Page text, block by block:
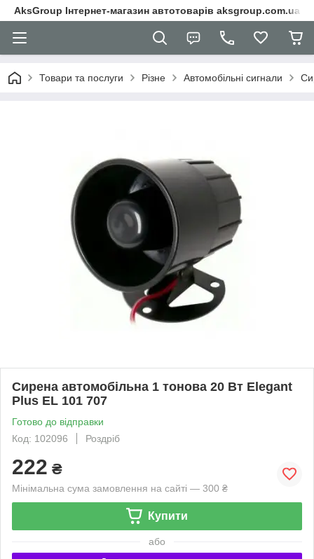
AksGroup Інтернет-магазин автотоварів aksgroup.com.ua
Товари та послуги Різне Автомобільні сигнали
Сирена автомобільна 1 тонова 20 Вт Elegant
Plus EL 101 707
Готово до відправки
Код: 102096
Роздріб
222 ₴
Мінімальна сума замовлення на сайті — 300 ₴
Купити
або